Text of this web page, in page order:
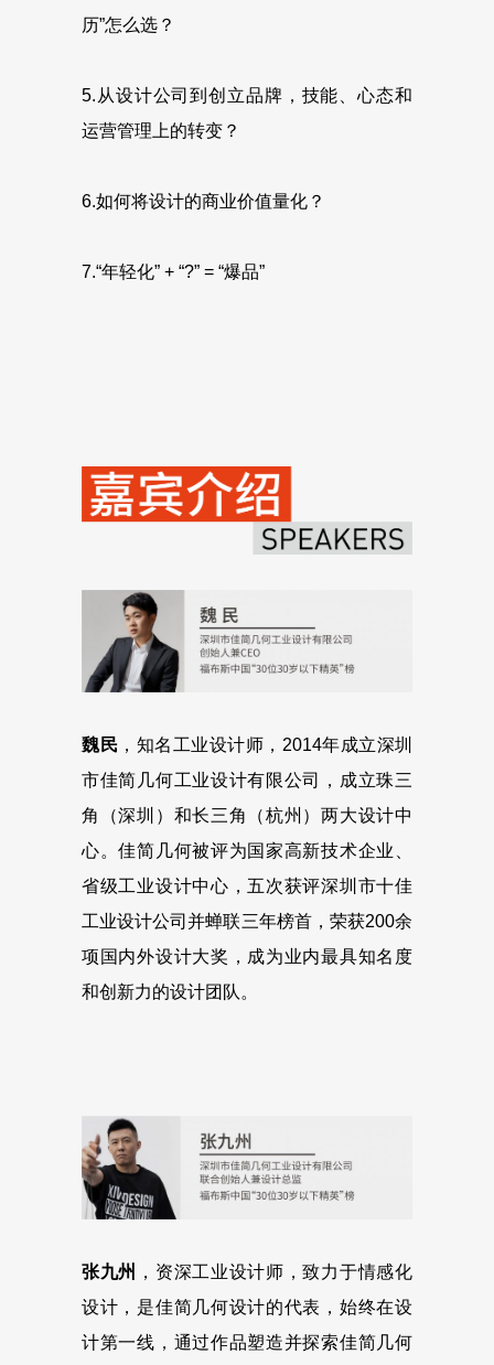
历”怎么选？
5.从设计公司到创立品牌，技能、心态和
运营管理上的转变？
6.如何将设计的商业价值量化？
7.“年轻化” + “?” = “爆品”
魏民 ，知名工业设计师，2014年成立深圳
市佳简几何工业设计有限公司，成立珠三
角（深圳）和长三角（杭州）两大设计中
心。佳简几何被评为国家高新技术企业、
省级工业设计中心，五次获评深圳市十佳
工业设计公司并蝉联三年榜首，荣获200余
项国内外设计大奖，成为业内最具知名度
和创新力的设计团队。
张九州
，资深工业设计师，致力于情感化
设计，是佳简几何设计的代表，始终在设
计第一线，通过作品塑造并探索佳简几何